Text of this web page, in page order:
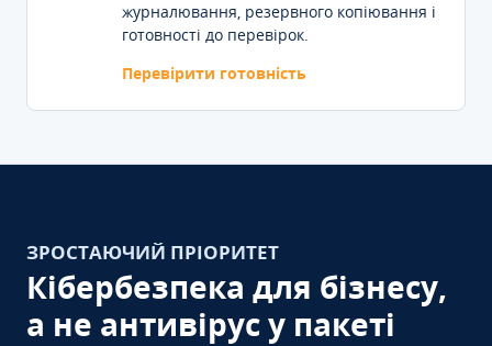
журналювання, резервного копіювання і
готовності до перевірок.
Перевірити готовність
ЗРОСТАЮЧИЙ ПРІОРИТЕТ
Кібербезпека для бізнесу,
а не антивірус у пакеті